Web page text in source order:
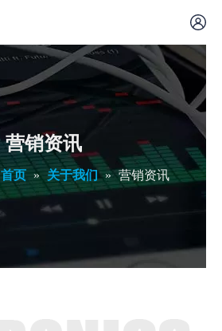
营销资讯
首页 » 关于我们 » 营销资讯